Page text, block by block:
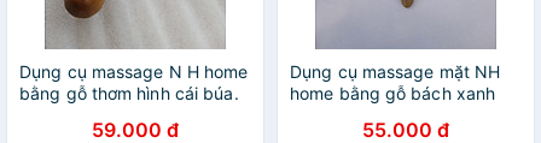
Dụng cụ massage N H home
bằng gỗ thơm hình cái búa.
59.000 đ
Dụng cụ massage mặt NH
home bằng gỗ bách xanh
55.000 đ